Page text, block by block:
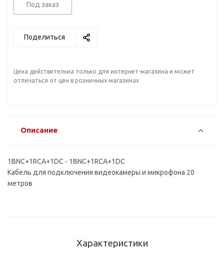
Под заказ
Поделиться
Цена действительна только для интернет-магазина и может
отличаться от цен в розничных магазинах
Описание
1BNC+1RCA+1DC - 1BNC+1RCA+1DC
Кабель для подключения видеокамеры и микрофона 20
метров
Характеристики